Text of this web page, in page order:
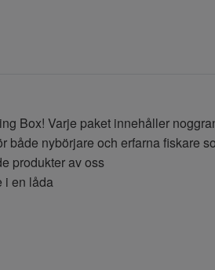
Box! Varje paket innehåller
både nybörjare och erfarna fiskare
produkter av oss
i en låda